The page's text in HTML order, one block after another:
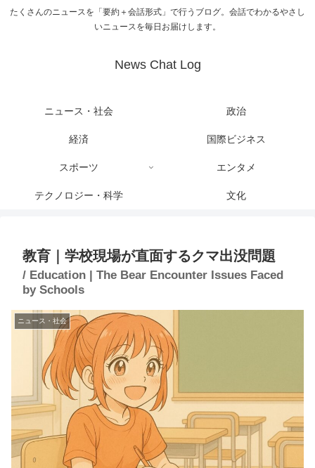
たくさんのニュースを「要約＋会話形式」で行うブログ。会話でわかるやさし
いニュースを毎日お届けします。
News Chat Log
ニュース・社会 政治
経済 国際ビジネス
スポーツ エンタメ
テクノロジー・科学 文化
教育｜学校現場が直面するクマ出没問題
/ Education | The Bear Encounter Issues Faced
by Schools
ニュース・社会